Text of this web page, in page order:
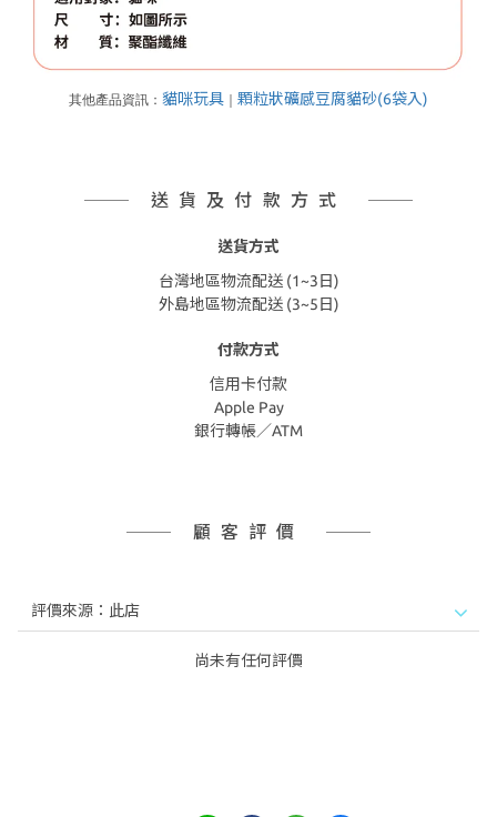
其他產品資訊： 貓咪玩具 顆粒狀礦感豆腐貓砂(6袋入)
送貨及付款方式
送貨方式
台灣地區物流配送 (1~3日)
外島地區物流配送 (3~5日)
付款方式
信用卡付款
Apple Pay
銀行轉帳／ATM
顧客評價
尚未有任何評價